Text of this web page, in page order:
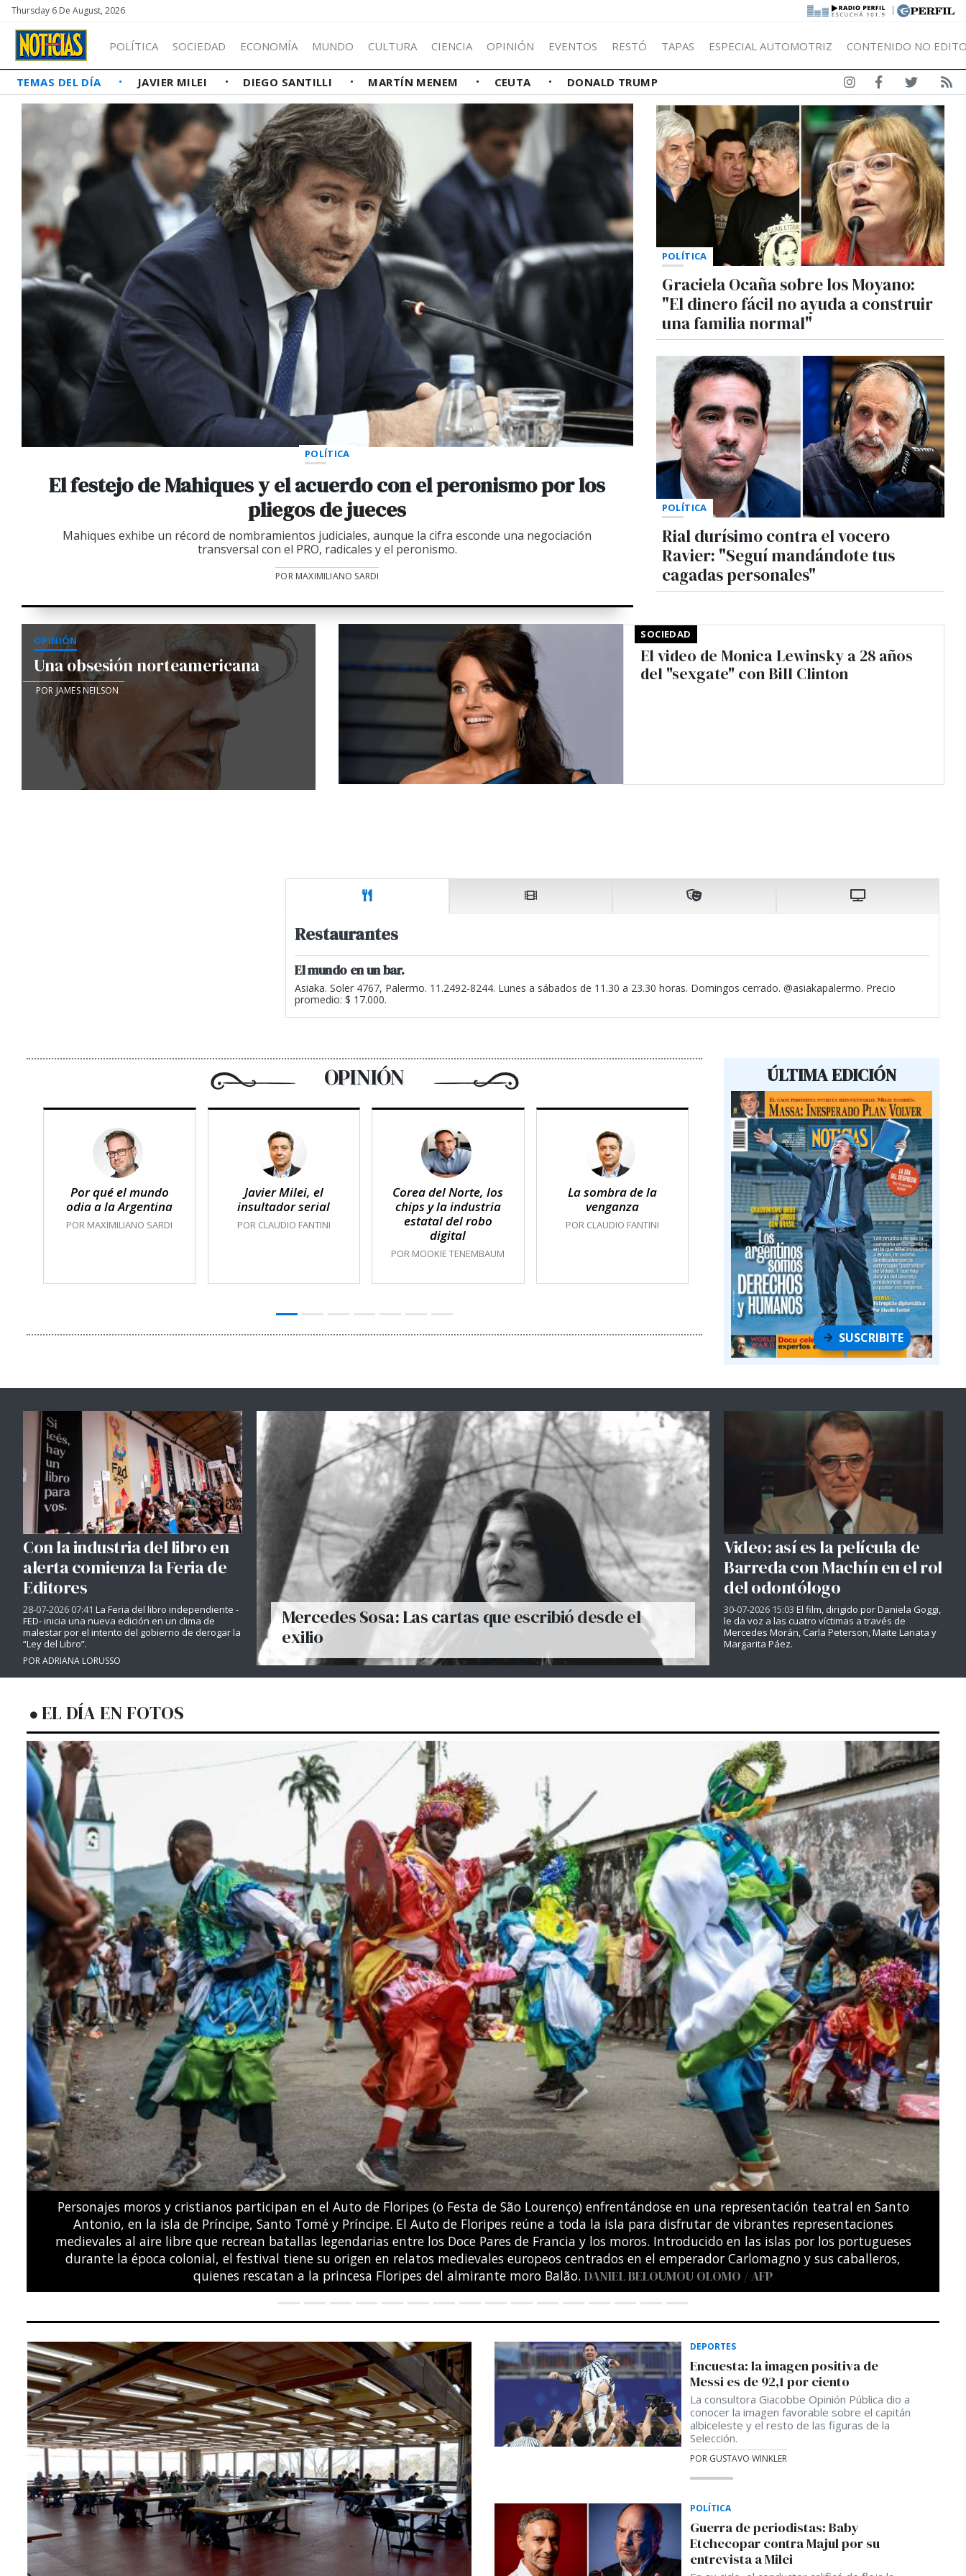
Thursday 6 De August, 2026 |
POLÍTICA SOCIEDAD ECONOMÍA MUNDO CULTURA CIENCIA OPINIÓN EVENTOS RESTÓ TAPAS ESPECIAL AUTOMOTRIZ CONTENIDO NO
TEMAS DEL DÍA JAVIER MILEI DIEGO SANTILLI MARTÍN MENEM CEUTA DONALD TRUMP
POLÍTICA
El festejo de Mahiques y el acuerdo con el peronismo por los
pliegos de jueces
Mahiques exhibe un récord de nombramientos judiciales, aunque la cifra esconde una negociación
transversal con el PRO, radicales y el peronismo.
POR MAXIMILIANO SARDI
POLÍTICA
Graciela Ocaña sobre los Moyano:
"El dinero fácil no ayuda a construir
una familia normal"
POLÍTICA
Rial durísimo contra el vocero
Ravier: "Seguí mandándote tus
cagadas personales"
OPINIÓN
Una obsesión norteamericana
POR JAMES NEILSON
SOCIEDAD
El video de Monica Lewinsky a 28 años
del "sexgate" con Bill Clinton
Restaurantes
El mundo en un bar.
Asiaka. Soler 4767, Palermo. 11.2492-8244. Lunes a sábados de 11.30 a 23.30 horas. Domingos cerrado. @asiakapalermo. Precio
promedio: $ 17.000.
OPINIÓN
Por qué el mundo
odia a la Argentina
POR MAXIMILIANO SARDI
Javier Milei, el
insultador serial
POR CLAUDIO FANTINI
Corea del Norte, los
chips y la industria
estatal del robo
digital
POR MOOKIE TENEMBAUM
La sombra de la
venganza
POR CLAUDIO FANTINI
ÚLTIMA EDICIÓN
SUSCRIBITE
Con la industria del libro en
alerta comienza la Feria de
Editores
28-07-2026 07:41 La Feria del libro independiente -
FED- inicia una nueva edición en un clima de
malestar por el intento del gobierno de derogar la
“Ley del Libro”.
POR ADRIANA LORUSSO
Mercedes Sosa: Las cartas que escribió desde el
exilio
Video: así es la película de
Barreda con Machín en el rol
del odontólogo
30-07-2026 15:03 El film, dirigido por Daniela Goggi,
le da voz a las cuatro víctimas a través de
Mercedes Morán, Carla Peterson, Maite Lanata y
Margarita Páez.
EL DÍA EN FOTOS
El volcán Fuego entró en erupción a 65 kilómetros al suroeste de la Ciudad de Guatemala. Las autoridades guatemaltecas declararon una alerta de
"peligro", el segundo nivel más alto, debido a una potente erupción del volcán Fuego, y comenzaron a evacuar las poblaciones cercanas.JOHAN
ORDONEZ / AFP
Previous Next
POLÍTICA
Messi es de 92,1 por ciento
La consultora Giacobbe Opinión Pública dio a
conocer la imagen favorable sobre el capitán
albiceleste y el resto de las figuras de la
Selección.
POR GUSTAVO WINKLER
POLÍTICA
Etchecopar contra Majul por su
entrevista a Milei
En su ciclo, el conductor calificó de floja la
entrevista a Milei y apuntó contra el elogio
del Presidente a Trebucq durante su último